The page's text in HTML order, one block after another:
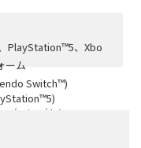
PlayStation™5、Xbo
ーム
Switch™)
Series X|S)
game/ooo